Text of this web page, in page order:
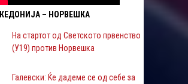
– НОРВЕШКА
На стартот од Светското првенство
(У19) против Норвешка
Галевски: Ќе дадеме се од себе за